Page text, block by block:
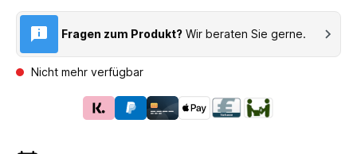
Fragen zum Produkt? Wir beraten Sie gerne.
Nicht mehr verfügbar